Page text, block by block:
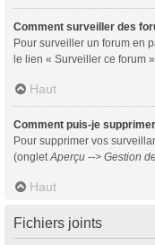
Comment surveiller des
Pour surveiller un forum en
le lien « Surveiller ce forum
Haut
Comment puis-je
Pour supprimer vos
(ongletAperçu --> Gestion
Haut
Fichiers joints